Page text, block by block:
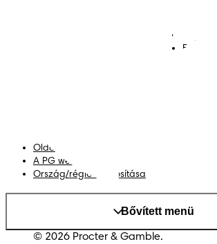
Oldaltérkép
A PG weboldala
Ország/régió módosítása
Bővített menü
© 2026 Procter & Gamble.